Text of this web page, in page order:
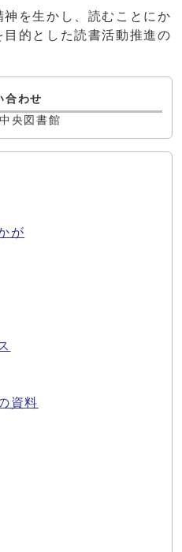
を生かし、読むことにか
的とした読書活動推進の
合わせ
央図書館
が
資料